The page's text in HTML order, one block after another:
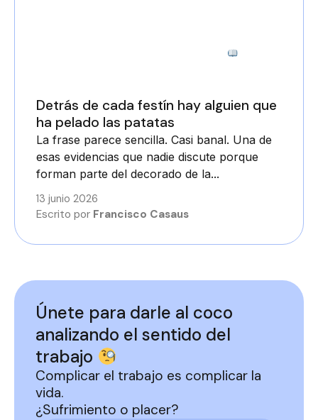
Detrás de cada festín hay alguien que
ha pelado las patatas
La frase parece sencilla. Casi banal. Una de
esas evidencias que nadie discute porque
forman parte del decorado de la...
13 junio 2026
Escrito por Francisco Casaus
Únete para darle al coco
analizando el sentido del
trabajo
Complicar el trabajo es complicar la
vida.
¿Sufrimiento o placer?